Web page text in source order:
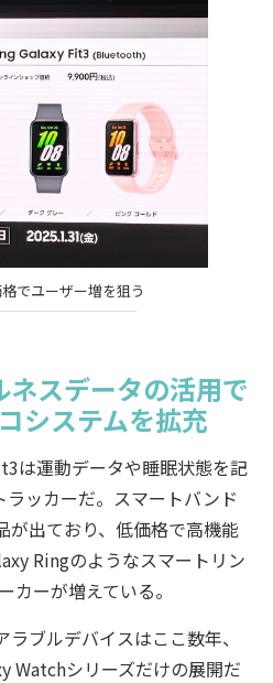
でユーザー増を狙う
ネスデータの活用で
システムを拡充
は運動データや睡眠状態を記
ッカーだ。スマートバンド
が出ており、低価格で高機能
Ringのようなスマートリン
カーが増えている。
ブルデバイスはここ数年、
Watchシリーズだけの展開だ